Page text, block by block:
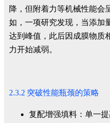
降，但附着力等机械性能会
如，一项研究发现，当添加
达到峰值，此后因成膜物质
力开始减弱。
2.3.2 突破性能瓶颈的策略
复配增强填料：单一提